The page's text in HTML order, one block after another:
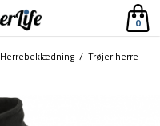
0
Herrebeklædning / Trøjer herre